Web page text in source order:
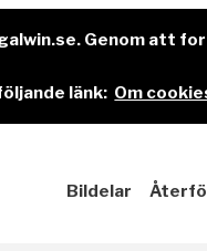
Genom att
länk: Om
Bildelar